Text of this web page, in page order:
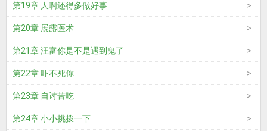
第19章 人啊还得多做好事
第20章 展露医术
第21章 汪富你是不是遇到鬼了
第22章 吓不死你
第23章 自讨苦吃
第24章 小小挑拨一下